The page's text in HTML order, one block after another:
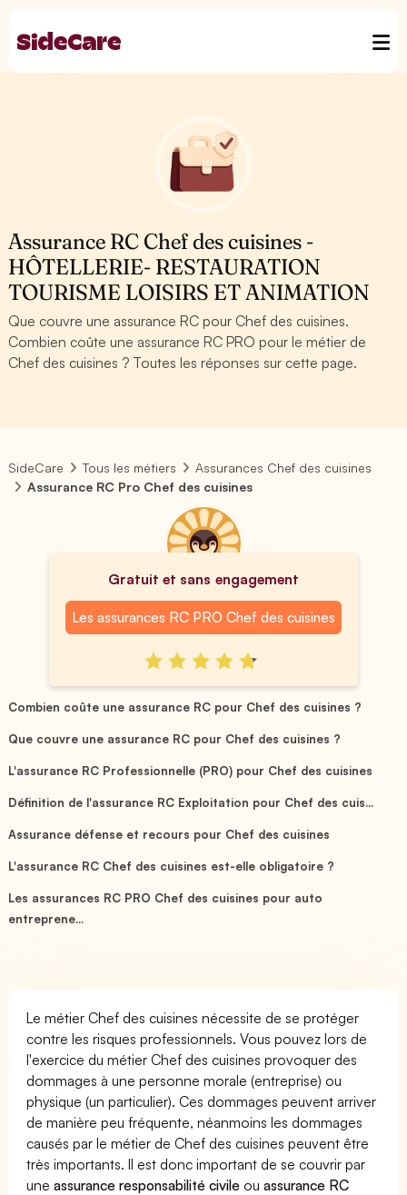
Assurance RC Chef des cuisines -
HÔTELLERIE- RESTAURATION
TOURISME LOISIRS ET ANIMATION
Que couvre une assurance RC pour Chef des cuisines.
Combien coûte une assurance RC PRO pour le métier de
Chef des cuisines ? Toutes les réponses sur cette page.
SideCare Tous les métiers
Assurances Chef des cuisines
Assurance RC Pro Chef des cuisines
Gratuit et sans engagement
Les assurances RC PRO Chef des cuisines
Combien coûte une assurance RC pour Chef des cuisines ?
Que couvre une assurance RC pour Chef des cuisines ?
L'assurance RC Professionnelle (PRO) pour Chef des cuisines
Définition de l'assurance RC Exploitation pour Chef des cuis...
Assurance défense et recours pour Chef des cuisines
L'assurance RC Chef des cuisines est-elle obligatoire ?
Les assurances RC PRO Chef des cuisines pour auto
entreprene...
Le métier Chef des cuisines nécessite de se protéger
contre les risques professionnels. Vous pouvez lors de
l'exercice du métier Chef des cuisines provoquer des
dommages à une personne morale (entreprise) ou
physique (un particulier). Ces dommages peuvent arriver
de manière peu fréquente, néanmoins les dommages
causés par le métier de Chef des cuisines peuvent être
très importants. Il est donc important de se couvrir par
uneassurance responsabilité civile ouassurance RC